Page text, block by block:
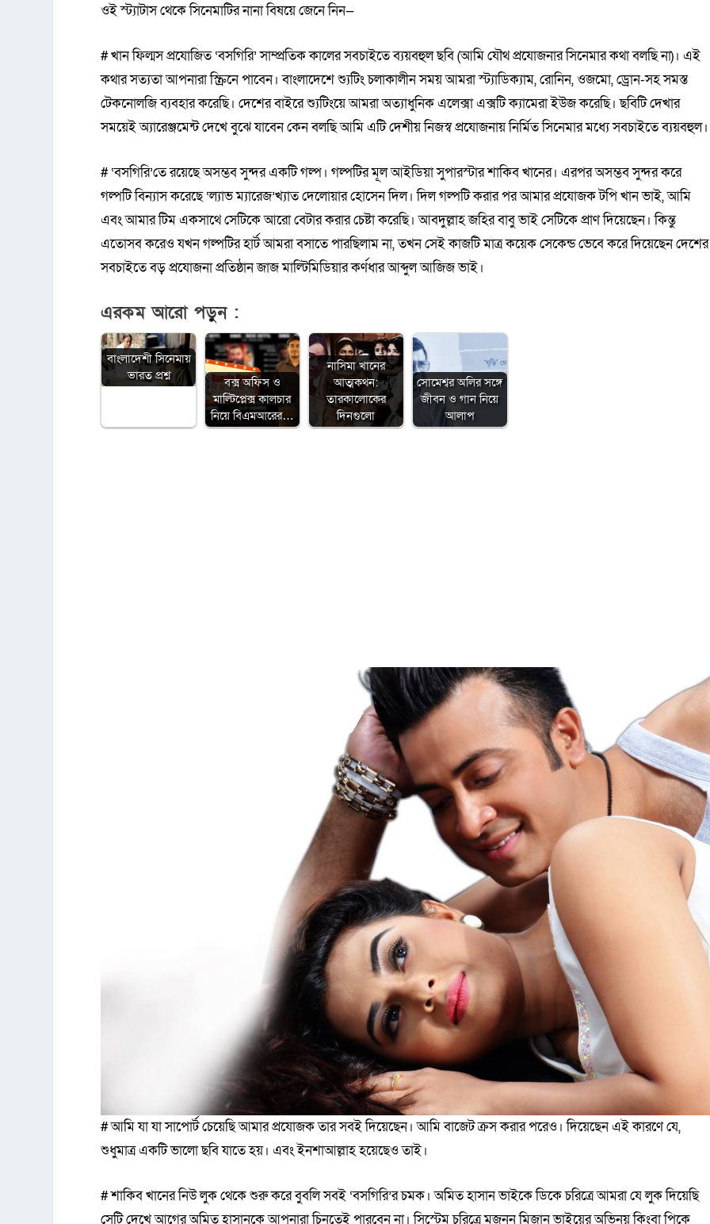
ওই স্ট্যাটাস থেকে সিনেমাটির নানা বিষয়ে জেনে নিন—
# খান ফিল্মস প্রযোজিত ‘বসগিরি’ সাম্প্রতিক কালের সবচাইতে ব্যয়বহুল ছবি (আমি যৌথ প্রযোজনার সিনেমার কথা বলছি না)। এই
কথার সত্যতা আপনারা স্ক্রিনে পাবেন। বাংলাদেশে শ্যুটিং চলাকালীন সময় আমরা স্ট্যাডিক্যাম, রোনিন, ওজমো, ড্রোন-সহ সমস্ত
টেকনোলজি ব্যবহার করেছি। দেশের বাইরে শ্যুটিংয়ে আমরা অত্যাধুনিক এলেক্সা এক্সটি ক্যামেরা ইউজ করেছি। ছবিটি দেখার
সময়েই অ্যারেঞ্জমেন্ট দেখে বুঝে যাবেন কেন বলছি আমি এটি দেশীয় নিজস্ব প্রযোজনায় নির্মিত সিনেমার মধ্যে সবচাইতে ব্যয়বহুল।
# ‘বসগিরি’তে রয়েছে অসম্ভব সুন্দর একটি গল্প। গল্পটির মূল আইডিয়া সুপারস্টার শাকিব খানের। এরপর অসম্ভব সুন্দর করে
গল্পটি বিন্যাস করেছে ‘ল্যাভ ম্যারেজ’খ্যাত দেলোয়ার হোসেন দিল। দিল গল্পটি করার পর আমার প্রযোজক টপি খান ভাই, আমি
এবং আমার টিম একসাথে সেটিকে আরো বেটার করার চেষ্টা করেছি। আবদুল্লাহ জহির বাবু ভাই সেটিকে প্রাণ দিয়েছেন। কিন্তু
এতোসব করেও যখন গল্পটির হার্ট আমরা বসাতে পারছিলাম না, তখন সেই কাজটি মাত্র কয়েক সেকেন্ড ভেবে করে দিয়েছেন দেশের
সবচাইতে বড় প্রযোজনা প্রতিষ্ঠান জাজ মাল্টিমিডিয়ার কর্ণধার আব্দুল আজিজ ভাই।
এরকম আরো পড়ুন :
বাংলাদেশী সিনেমায়
ভারত প্রশ্ন
বক্স অফিস ও
মাল্টিপ্লেক্স কালচার
নিয়ে বিএমআরের…
নাসিমা খানের
আত্মকথন:
তারকালোকের
দিনগুলো
সোমেশ্বর অলির সঙ্গে
জীবন ও গান নিয়ে
আলাপ
# আমি যা যা সাপোর্ট চেয়েছি আমার প্রযোজক তার সবই দিয়েছেন। আমি বাজেট ক্রস করার পরেও। দিয়েছেন এই কারণে যে,
শুধুমাত্র একটি ভালো ছবি যাতে হয়। এবং ইনশাআল্লাহ হয়েছেও তাই।
# শাকিব খানের নিউ লুক থেকে শুরু করে বুবলি সবই ‘বসগিরি’র চমক। অমিত হাসান ভাইকে ডিকে চরিত্রে আমরা যে লুক দিয়েছি
সেটি দেখে আগের অমিত হাসানকে আপনারা চিনতেই পারবেন না। সিস্টেম চরিত্রে মজনুন মিজান ভাইয়ের অভিনয় কিংবা পিকে